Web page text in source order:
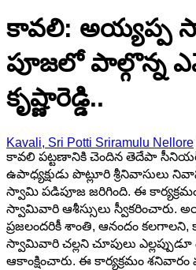
కావలి: అయ్యప్ప
పూజలో పాల్గొన్న
కృష్ణారెడ్డి..
Kavali, Sri Potti Sriramulu Nellore
కావలి పట్టణానికి చెందిన తెదేపా
ఉపాధ్యక్షుడు పొట్లూరి శ్రీనివాసులు
స్వామి పడిపూజ జరిగింది. ఈ
స్వామివారి ఆశీస్సులు స్వీకరించారు.
ప్రజలందరికీ శాంతి, ఆనందం
స్వామివారి చల్లని చూపులు
ఆకాంక్షించారు. ఈ కార్యక్రమం